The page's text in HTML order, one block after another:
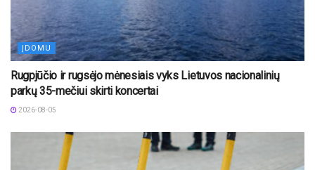
ĮDOMU
Rugpjūčio ir rugsėjo mėnesiais vyks Lietuvos nacionalinių
parkų 35-mečiui skirti koncertai
2026-08-05